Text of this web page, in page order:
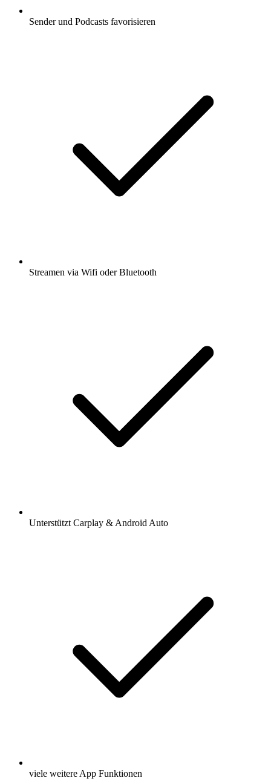
Sender und Podcasts favorisieren
Streamen via Wifi oder Bluetooth
Unterstützt Carplay & Android Auto
viele weitere App Funktionen